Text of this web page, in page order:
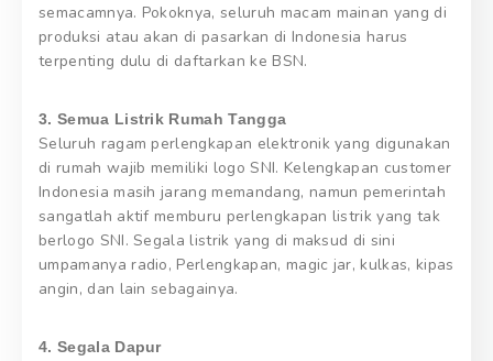
semacamnya. Pokoknya, seluruh macam mainan yang di
produksi atau akan di pasarkan di Indonesia harus
terpenting dulu di daftarkan ke BSN.
3. Semua Listrik Rumah Tangga
Seluruh ragam perlengkapan elektronik yang digunakan
di rumah wajib memiliki logo SNI. Kelengkapan customer
Indonesia masih jarang memandang, namun pemerintah
sangatlah aktif memburu perlengkapan listrik yang tak
berlogo SNI. Segala listrik yang di maksud di sini
umpamanya radio, Perlengkapan, magic jar, kulkas, kipas
angin, dan lain sebagainya.
4. Segala Dapur